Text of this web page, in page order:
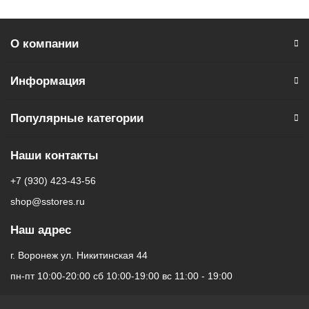
(RuStore).
О компании
Информация
Популярные категории
Наши контакты
+7 (930) 423-43-56
shop@sstores.ru
Наш адрес
г. Воронеж ул. Никитинская 44
пн-пт 10:00-20:00 сб 10:00-19:00 вс 11:00 - 19:00